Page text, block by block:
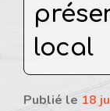
local
Publié le 18